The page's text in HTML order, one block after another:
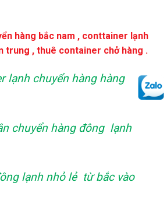
hàng bắc nam , conttainer lạnh
trung , thuê container chở hàng .
lạnh chuyển hàng hàng
chuyển hàng đông lạnh
lạnh nhỏ lẻ từ bắc vào